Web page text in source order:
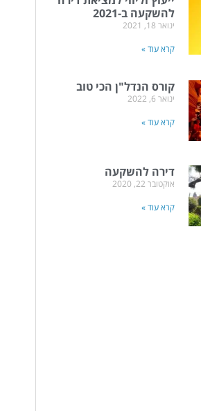
להשקעה ב-2021
ינואר 18, 2021
קרא עוד »
קורס הנדל"ן הכי טוב
ינואר 6, 2022
קרא עוד »
דירה להשקעה
אוקטובר 22, 2020
קרא עוד »